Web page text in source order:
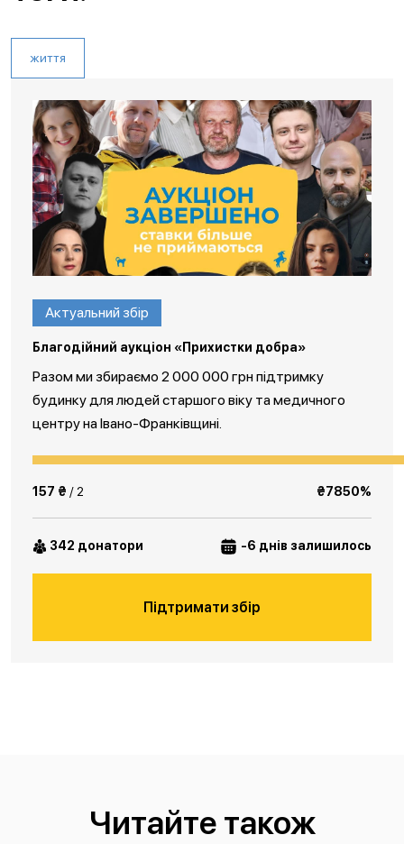
життя
Актуальний збір
Благодійний аукціон «Прихистки добра»
Разом ми збираємо 2 000 000 грн підтримку
будинку для людей старшого віку та медичного
центру на Івано-Франківщині.
157 ₴ / 2 ₴7850%
342 донатори -6 днів залишилось
Підтримати збір
Читайте також